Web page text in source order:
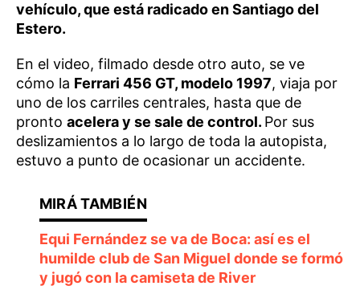
vehículo, que está radicado en Santiago del
Estero.
En el video, filmado desde otro auto, se ve
cómo la Ferrari 456 GT, modelo 1997, viaja por
uno de los carriles centrales, hasta que de
pronto acelera y se sale de control. Por sus
deslizamientos a lo largo de toda la autopista,
estuvo a punto de ocasionar un accidente.
Equi Fernández se va de Boca: así es el
humilde club de San Miguel donde se formó
y jugó con la camiseta de River